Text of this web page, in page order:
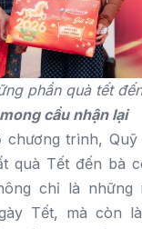
phần quà tết
cầu nhận lại
chương trình,
quà Tết đến bà
chỉ là những
Tết, mà còn